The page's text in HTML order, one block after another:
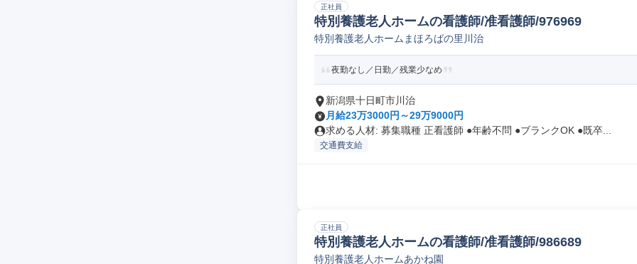
正社員
特別養護老人ホームの看護師/准看護師/976969
特別養護老人ホームまほろばの里川治
夜勤なし／日勤／残業少なめ
新潟県十日町市川治
月給23万3000円～29万9000円
求める人材: 募集職種 正看護師 ●年齢不問 ●ブランクOK ●既卒...
交通費支給
正社員
特別養護老人ホームの看護師/准看護師/986689
特別養護老人ホームあかね園